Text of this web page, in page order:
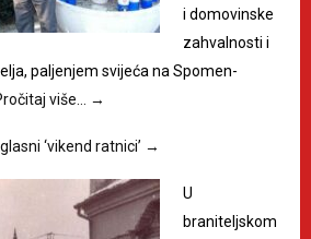
i domovinske
zahvalnosti i
paljenjem svijeća na Spomen-
više… →
‘vikend ratnici’ →
U
braniteljskom